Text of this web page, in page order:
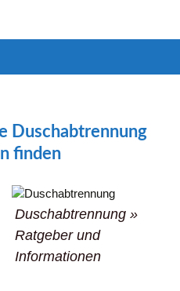
Duschabtrennung
finden
Duschabtrennung »
Ratgeber und
Informationen